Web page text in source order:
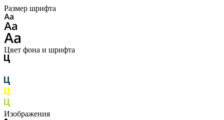
Размер шрифта
Цвет фона и шрифта
Изображения